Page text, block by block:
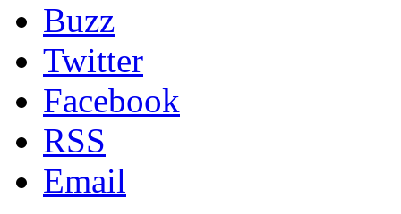
Buzz
Twitter
Facebook
RSS
Email